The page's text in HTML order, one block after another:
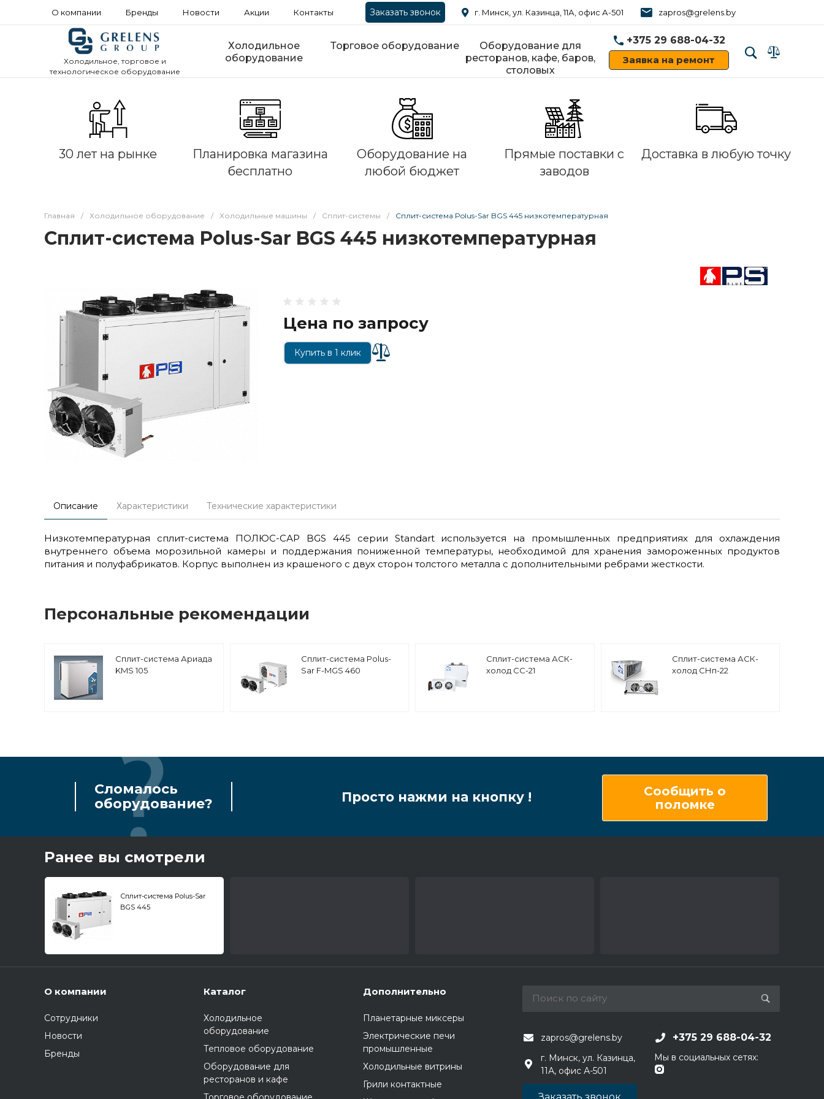
О компании Бренды Новости Акции Контакты Заказать звонок г. Минск, ул. Казинца, 11А, офис А-501 zapros@grelens.by
Холодильное, торговое и
технологическое оборудование
Холодильное
оборудование
Торговое оборудование
Оборудование для
ресторанов, кафе, баров,
столовых
+375 29 688-04-32
Заявка на ремонт
30 лет на рынке
Планировка магазина
бесплатно
Оборудование на
любой бюджет
Прямые поставки с
заводов
Доставка в любую точку
Главная / Холодильное оборудование / Холодильные машины / Сплит-системы / Сплит-система Polus-Sar BGS 445 низкотемпературная
Сплит-система Polus-Sar BGS 445 низкотемпературная
Цена по запросу
Купить в 1 клик
Описание Характеристики Технические характеристики
Низкотемпературная сплит-система ПОЛЮС-САР BGS 445 серии Standart используется на промышленных предприятиях для охлаждения
внутреннего объема морозильной камеры и поддержания пониженной температуры, необходимой для хранения замороженных продуктов
питания и полуфабрикатов. Корпус выполнен из крашеного с двух сторон толстого металла с дополнительными ребрами жесткости.
Персональные рекомендации
Сплит-система Ариада
KMS 105
Сплит-система Polus-
Sar F-MGS 460
Сплит-система АСК-
холод СС-21
Сплит-система АСК-
холод СНп-22
Сломалось
оборудование?
Просто нажми на кнопку !
Сообщить о
поломке
Ранее вы смотрели
Сплит-система Polus-Sar
BGS 445
О компании
Сотрудники
Новости
Бренды
Каталог
Холодильное
оборудование
Тепловое оборудование
Оборудование для
ресторанов и кафе
Дополнительно
Планетарные миксеры
Электрические печи
промышленные
Холодильные витрины
Грили контактные
zapros@grelens.by +375 29 688-04-32
г. Минск, ул. Казинца,
11А, офис А-501
Мы в социальных сетях: